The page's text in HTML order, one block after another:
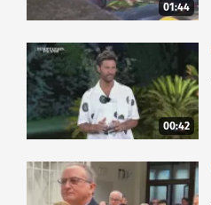
01:44
00:42